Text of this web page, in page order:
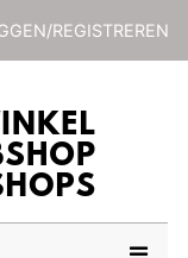
REGISTREREN